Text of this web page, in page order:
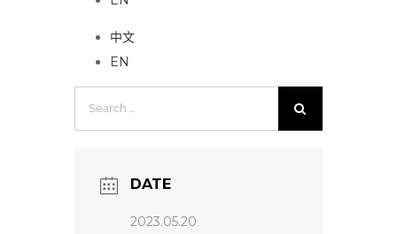
中文
EN
DATE
2023.05.20